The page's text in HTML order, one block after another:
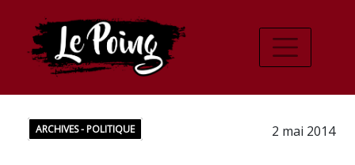
ARCHIVES - POLITIQUE 2 mai 2014